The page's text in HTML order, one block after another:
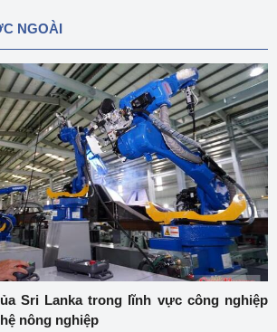
NGOÀI
Sri Lanka trong lĩnh vực công nghiệp
nông nghiệp